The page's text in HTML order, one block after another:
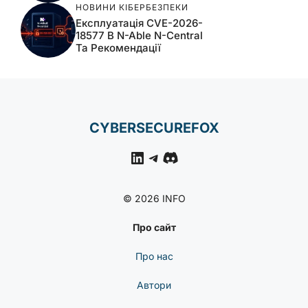
НОВИНИ КІБЕРБЕЗПЕКИ
Експлуатація CVE-2026-
18577 В N-Able N-Central
Та Рекомендації
CYBERSECUREFOX
LinkedIn
Telegram
Discord
© 2026 INFO
Про сайт
Про нас
Автори